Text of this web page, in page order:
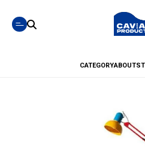
CATEGORYABOUT